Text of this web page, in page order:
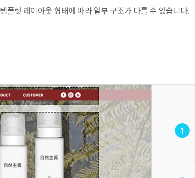
템플릿 레이아웃 형태에 따라 일부 구조가 다를 수 있습니다.